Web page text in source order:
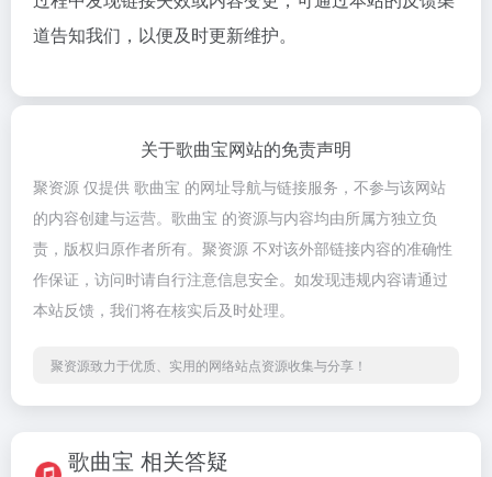
道告知我们，以便及时更新维护。
关于歌曲宝网站的免责声明
聚资源 仅提供 歌曲宝 的网址导航与链接服务，不参与该网站
的内容创建与运营。歌曲宝 的资源与内容均由所属方独立负
责，版权归原作者所有。聚资源 不对该外部链接内容的准确性
作保证，访问时请自行注意信息安全。如发现违规内容请通过
本站反馈，我们将在核实后及时处理。
聚资源致力于优质、实用的网络站点资源收集与分享！
歌曲宝 相关答疑